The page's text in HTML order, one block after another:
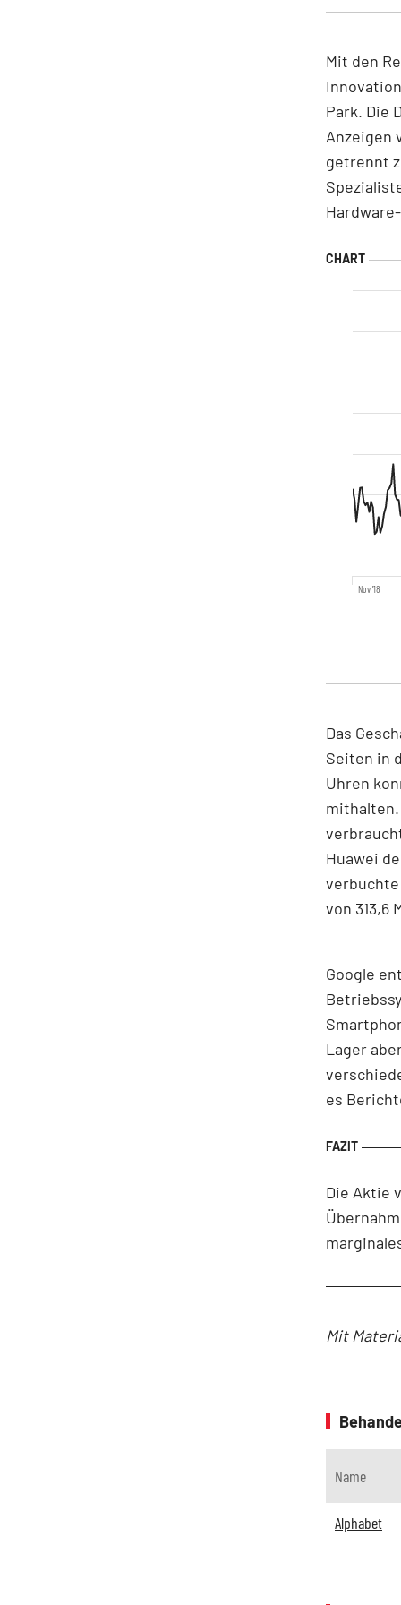
Mit den
Park. Die
Anzeigen
getrennt
Nov '18
Das
Seiten in
Uhren
Huawei
verbuchte
von 313,6
Google
Lager
es
Die Aktie
Mit
Name
Alphabet